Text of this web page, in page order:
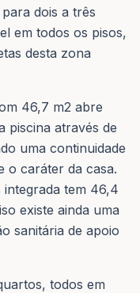
dois a três
em todos os pisos,
desta zona
46,7 m2 abre
piscina através de
uma continuidade
o caráter da casa.
tem 46,4
existe ainda uma
sanitária de apoio
todos em